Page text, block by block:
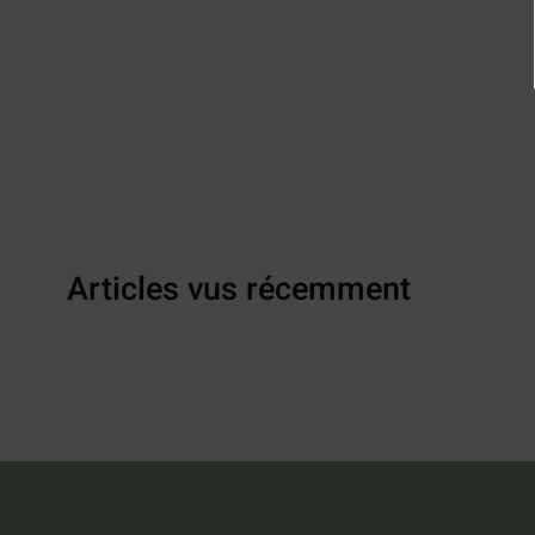
Articles vus récemment